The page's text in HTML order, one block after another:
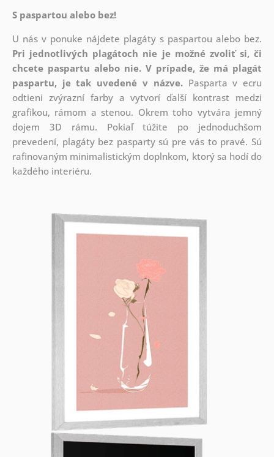
S paspartou alebo bez!
U nás v ponuke nájdete plagáty s paspartou alebo bez.
Pri jednotlivých plagátoch nie je možné zvoliť si, či
chcete paspartu alebo nie. V prípade, že má plagát
paspartu, je tak uvedené v názve.Pasparta v ecru
odtieni zvýrazní farby a vytvorí ďalší kontrast medzi
grafikou, rámom a stenou. Okrem toho vytvára jemný
dojem 3D rámu. Pokiaľ túžite po jednoduchšom
prevedení, plagáty bez pasparty sú pre vás to pravé. Sú
rafinovaným minimalistickým doplnkom, ktorý sa hodí do
každého interiéru.